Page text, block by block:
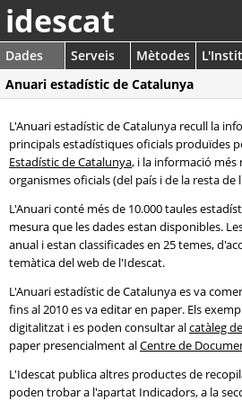
idescat
Dades Serveis Mètodes
Anuari estadístic de Catalunya
L'Anuari estadístic de Catalunya recull la
principals estadístiques oficials produïdes
Estadístic de Catalunya, i la informació
organismes oficials (del país i de la resta de
L'Anuari conté més de 10.000 taules
mesura que les dades estan disponibles.
anual i estan classificades en 25 temes,
temàtica del web de l'Idescat.
L'Anuari estadístic de Catalunya es va
fins al 2010 es va editar en paper. Els
digitalitzat i es poden consultar alcatàleg
paper presencialment alCentre de
L'Idescat publica altres productes de
poden trobar a l'apartat Indicadors, a la